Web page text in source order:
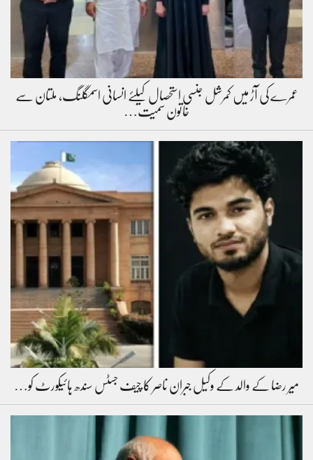
عمرے کی آڑ میں کمرشل جنسی استحصال کیلئے انسانی اسمگلنگ، ملتان سے
خاتون سمیت…
میر رضا کے والد کے وکیل جبران ناصر کا چیف جسٹس سندھ ہائیکورٹ کو…